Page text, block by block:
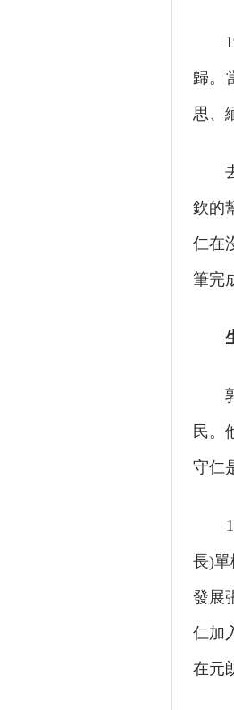
歸。
思、
去
欽的
仁在
筆完
生
郭
民。
守仁
長)
發展
仁加
在元